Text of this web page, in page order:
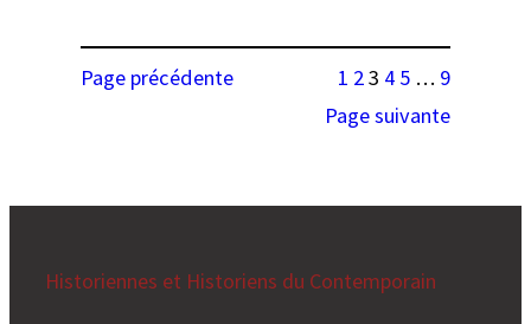
de
l’agrégation
conseil
d’administration
Page précédente 1 23 4 5 … 9
Page suivante
Historiennes et Historiens du Contemporain